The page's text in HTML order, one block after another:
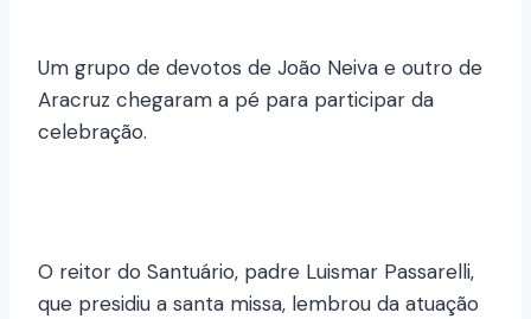
Um grupo de devotos de João Neiva e outro de
Aracruz chegaram a pé para participar da
celebração.
O reitor do Santuário, padre Luismar Passarelli,
que presidiu a santa missa, lembrou da atuação